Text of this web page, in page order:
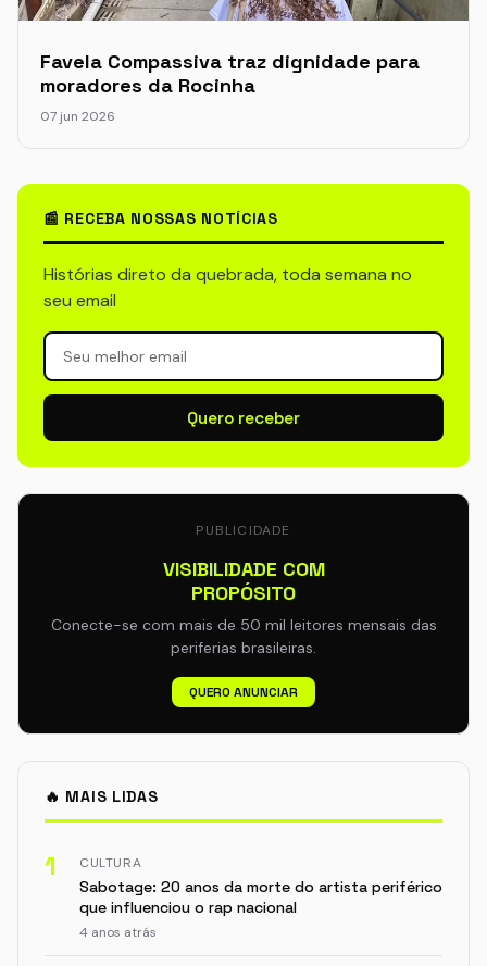
Favela Compassiva traz dignidade para
moradores da Rocinha
07 jun 2026
📰 RECEBA NOSSAS NOTÍCIAS
Histórias direto da quebrada, toda semana no
seu email
Quero receber
PUBLICIDADE
VISIBILIDADE COM
PROPÓSITO
Conecte-se com mais de 50 mil leitores mensais das
periferias brasileiras.
QUERO ANUNCIAR
🔥 MAIS LIDAS
1 CULTURA
Sabotage: 20 anos da morte do artista periférico
que influenciou o rap nacional
4 anos atrás